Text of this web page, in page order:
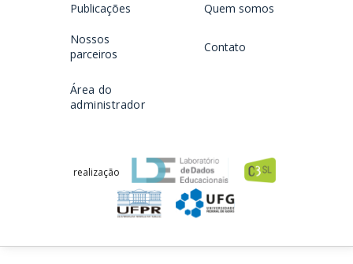
Publicações Quem somos
Nossos
parceiros
Contato
Área do
administrador
realização